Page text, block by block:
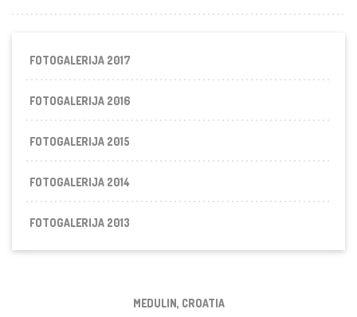
FOTOGALERIJA 2017
FOTOGALERIJA 2016
FOTOGALERIJA 2015
FOTOGALERIJA 2014
FOTOGALERIJA 2013
MEDULIN, CROATIA